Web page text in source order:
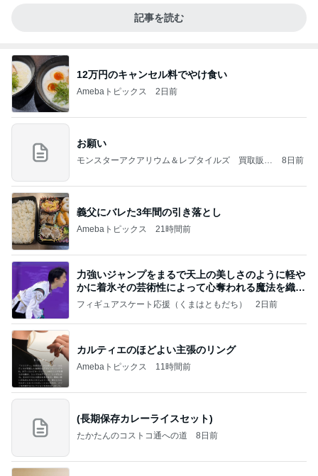
記事を読む
12万円のキャンセル料でやけ食い
Amebaトピックス 2日前
お願い
モンスターアクアリウム＆レプタイルズ 買取販売
8日前
義父にバレた3年間の引き落とし
Amebaトピックス 21時間前
力強いジャンプをまるで天上の美しさのように軽や
かに着氷その芸術性によって心奪われる魔法を織り
なす
フィギュアスケート応援（くまはともだち） 2日前
カルティエのほどよい主張のリング
Amebaトピックス 11時間前
(長期保存カレーライスセット)
たかたんのコストコ通への道 8日前